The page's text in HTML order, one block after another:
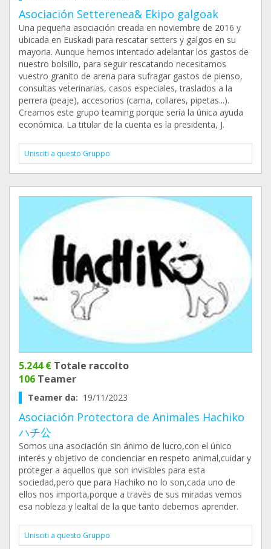
Asociación Setterenea& Ekipo galgoak
Una pequeña asociación creada en noviembre de 2016 y
ubicada en Euskadi para rescatar setters y galgos en su
mayoria. Aunque hemos intentado adelantar los gastos de
nuestro bolsillo, para seguir rescatando necesitamos
vuestro granito de arena para sufragar gastos de pienso,
consultas veterinarias, casos especiales, traslados a la
perrera (peaje), accesorios (cama, collares, pipetas...).
Creamos este grupo teaming porque sería la única ayuda
económica. La titular de la cuenta es la presidenta, J.
Unisciti a questo Gruppo
5.244 € Totale raccolto
106 Teamer
Teamer da: 19/11/2023
Asociación Protectora de Animales Hachiko
ハチ公
Somos una asociación sin ánimo de lucro,con el único
interés y objetivo de concienciar en respeto animal,cuidar y
proteger a aquellos que son invisibles para esta
sociedad,pero que para Hachiko no lo son,cada uno de
ellos nos importa,porque a través de sus miradas vemos
esa nobleza y lealtal de la que tanto debemos aprender.
Unisciti a questo Gruppo